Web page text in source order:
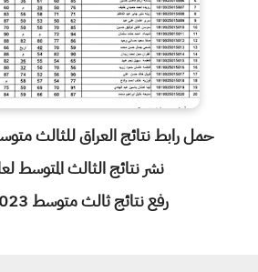
حمل رابط نتائج العراق للثالث متوسط
نشر نتائج الثالث المتوسط لعام
رفع نتائج ثالث متوسط 2023 دور اول